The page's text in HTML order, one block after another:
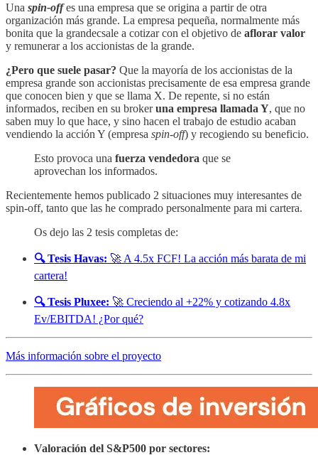
Una spin-offes una empresa que se origina a partir de otra
organización más grande. La empresa pequeña, normalmente más
bonita que la grandecsale a cotizar con el objetivo de aflorar valor
y remunerar a los accionistas de la grande.
¿Pero que suele pasar? Que la mayoría de los accionistas de la
empresa grande son accionistas precisamente de esa empresa grande
que conocen bien y que se llama X. De repente, si no están
informados, reciben en su brokeruna empresa llamada Y, que no
saben muy lo que hace, y sino hacen el trabajo de estudio acaban
vendiendo la acción Y (empresa spin-off) y recogiendo su beneficio.
Esto provoca una fuerza vendedora que se
aprovechan los informados.
Recientemente hemos publicado 2 situaciones muy interesantes de
spin-off, tanto que las he comprado personalmente para mi cartera.
Os dejo las 2 tesis completas de:
🔍 Tesis Havas: 🚀 A 4.5x FCF! La acción más barata de mi
cartera!
🔍 Tesis Pluxee: 🚀 Creciendo al +22% y cotizando 4.8x
Ev/EBITDA! ¿Por qué?
Más información sobre el proyecto
Valoración del S&P500 por sectores: